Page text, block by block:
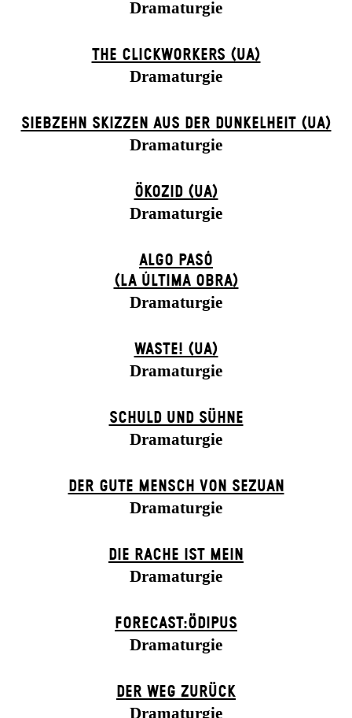
Dramaturgie
THE CLICKWORKERS (UA)
Dramaturgie
SIEBZEHN SKIZZEN AUS DER DUNKELHEIT (UA)
Dramaturgie
ÖKOZID (UA)
Dramaturgie
ALGO PASÓ
(LA ÚLTIMA OBRA)
Dramaturgie
WASTE! (UA)
Dramaturgie
SCHULD UND SÜHNE
Dramaturgie
DER GUTE MENSCH VON SEZUAN
Dramaturgie
DIE RACHE IST MEIN
Dramaturgie
FORECAST:ÖDIPUS
Dramaturgie
DER WEG ZU­RÜCK
Dramaturgie